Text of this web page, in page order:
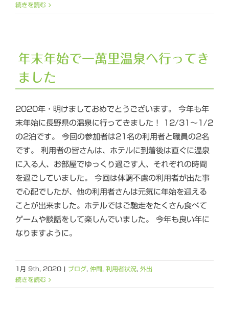
続きを読む
年末年始で一萬里温泉へ行ってき
ました
2020年・明けましておめでとうございます。 今年も年
末年始に長野県の温泉に行ってきました！ 12/31～1/2
の2泊です。 今回の参加者は21名の利用者と職員の2名
です。 利用者の皆さんは、ホテルに到着後は直ぐに温泉
に入る人、お部屋でゆっくり過ごす人、それぞれの時間
を過ごしていました。 今回は体調不慮の利用者が出た事
で心配でしたが、他の利用者さんは元気に年始を迎える
ことが出来ました。ホテルではご馳走をたくさん食べて
ゲームや談話をして楽しんでいました。 今年も良い年に
なりますように。
1月 9th, 2020 | ブログ 仲間 利用者状況
外出
続きを読む